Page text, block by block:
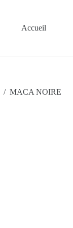
Accueil
/ MACA NOIRE